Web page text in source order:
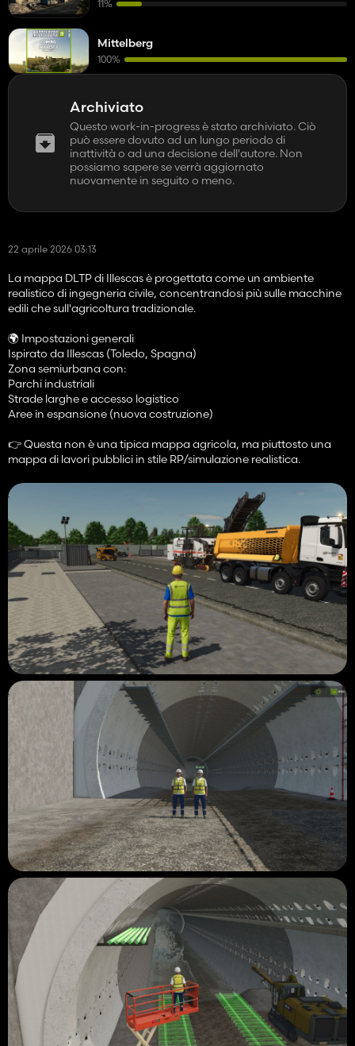
Archiviato
Questo work-in-progress è stato archiviato. Ciò
può essere dovuto ad un lungo periodo di
inattività o ad una decisione dell'autore. Non
possiamo sapere se verrà aggiornato
nuovamente in seguito o meno.
22 aprile 2026 03:13
La mappa DLTP di Illescas è progettata come un ambiente
realistico di ingegneria civile, concentrandosi più sulle macchine
edili che sull'agricoltura tradizionale.
🌍 Impostazioni generali
Ispirato da Illescas (Toledo, Spagna)
Zona semiurbana con:
Parchi industriali
Strade larghe e accesso logistico
Aree in espansione (nuova costruzione)
👉 Questa non è una tipica mappa agricola, ma piuttosto una
mappa di lavori pubblici in stile RP/simulazione realistica.
11%
Mittelberg
100%